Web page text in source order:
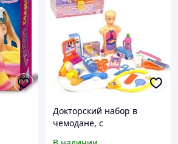
Докторский набор в
чемодане, с